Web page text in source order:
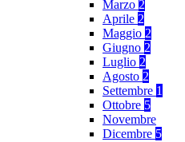
Marzo 2
Aprile 2
Maggio 2
Giugno 2
Luglio 2
Agosto 2
Settembre 1
Ottobre 5
Novembre
Dicembre 5